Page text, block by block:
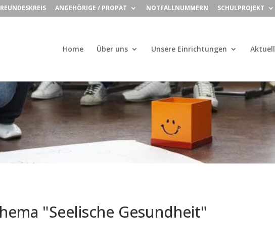
ANGEHÖRIGE / PROPAT NOTFALLNUMMERN SCHULPROJEKT
Home Über uns Unsere Einrichtungen Aktuell
"Seelische Gesundheit"